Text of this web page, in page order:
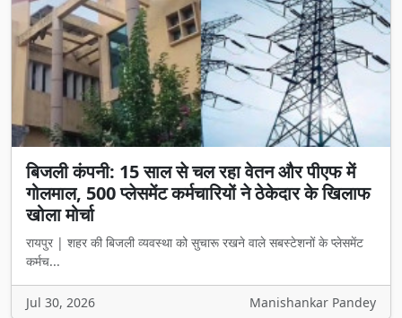
बिजली कंपनी: 15 साल से चल रहा वेतन और पीएफ में
गोलमाल, 500 प्लेसमेंट कर्मचारियों ने ठेकेदार के खिलाफ
खोला मोर्चा
रायपुर | शहर की बिजली व्यवस्था को सुचारू रखने वाले सबस्टेशनों के प्लेसमेंट
कर्मच...
Jul 30, 2026 Manishankar Pandey